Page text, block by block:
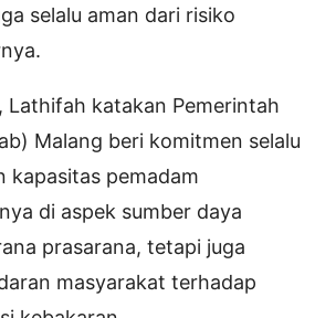
selalu aman dari risiko
Lathifah katakan Pemerintah
Malang beri komitmen selalu
kapasitas pemadam
di aspek sumber daya
prasarana, tetapi juga
masyarakat terhadap